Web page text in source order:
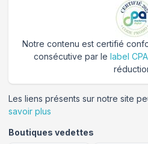
Notre contenu est certifié
consécutive par le label CPA
Les liens présents sur notre site
savoir plus
Boutiques vedettes